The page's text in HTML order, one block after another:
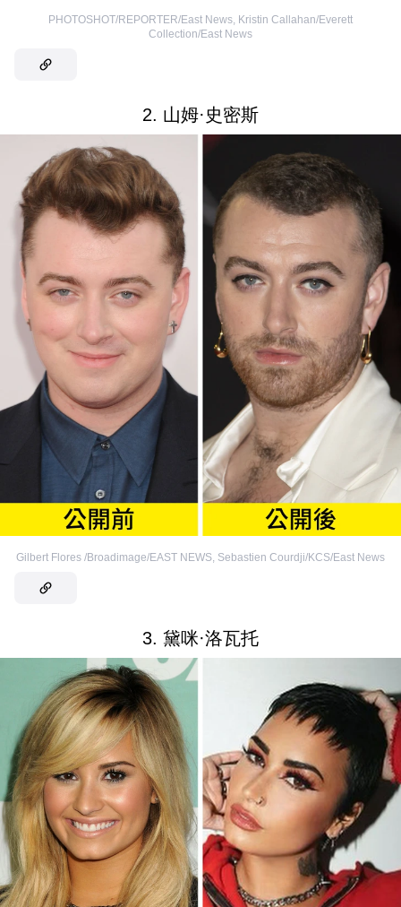
PHOTOSHOT/REPORTER/East News, Kristin Callahan/Everett
Collection/East News
2. 山姆·史密斯
Gilbert Flores /Broadimage/EAST NEWS, Sebastien Courdji/KCS/East News
3. 黛咪·洛瓦托